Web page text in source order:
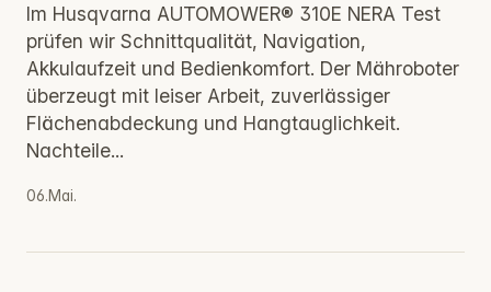
Im Husqvarna AUTOMOWER® 310E NERA Test
prüfen wir Schnittqualität, Navigation,
Akkulaufzeit und Bedienkomfort. Der Mähroboter
überzeugt mit leiser Arbeit, zuverlässiger
Flächenabdeckung und Hangtauglichkeit.
Nachteile...
06.Mai.